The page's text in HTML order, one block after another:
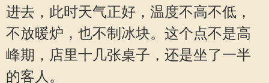
进去，此时天气正好，温度不高不低，
不放暖炉，也不制冰块。这个点不是高
峰期，店里十几张桌子，还是坐了一半
的客人。